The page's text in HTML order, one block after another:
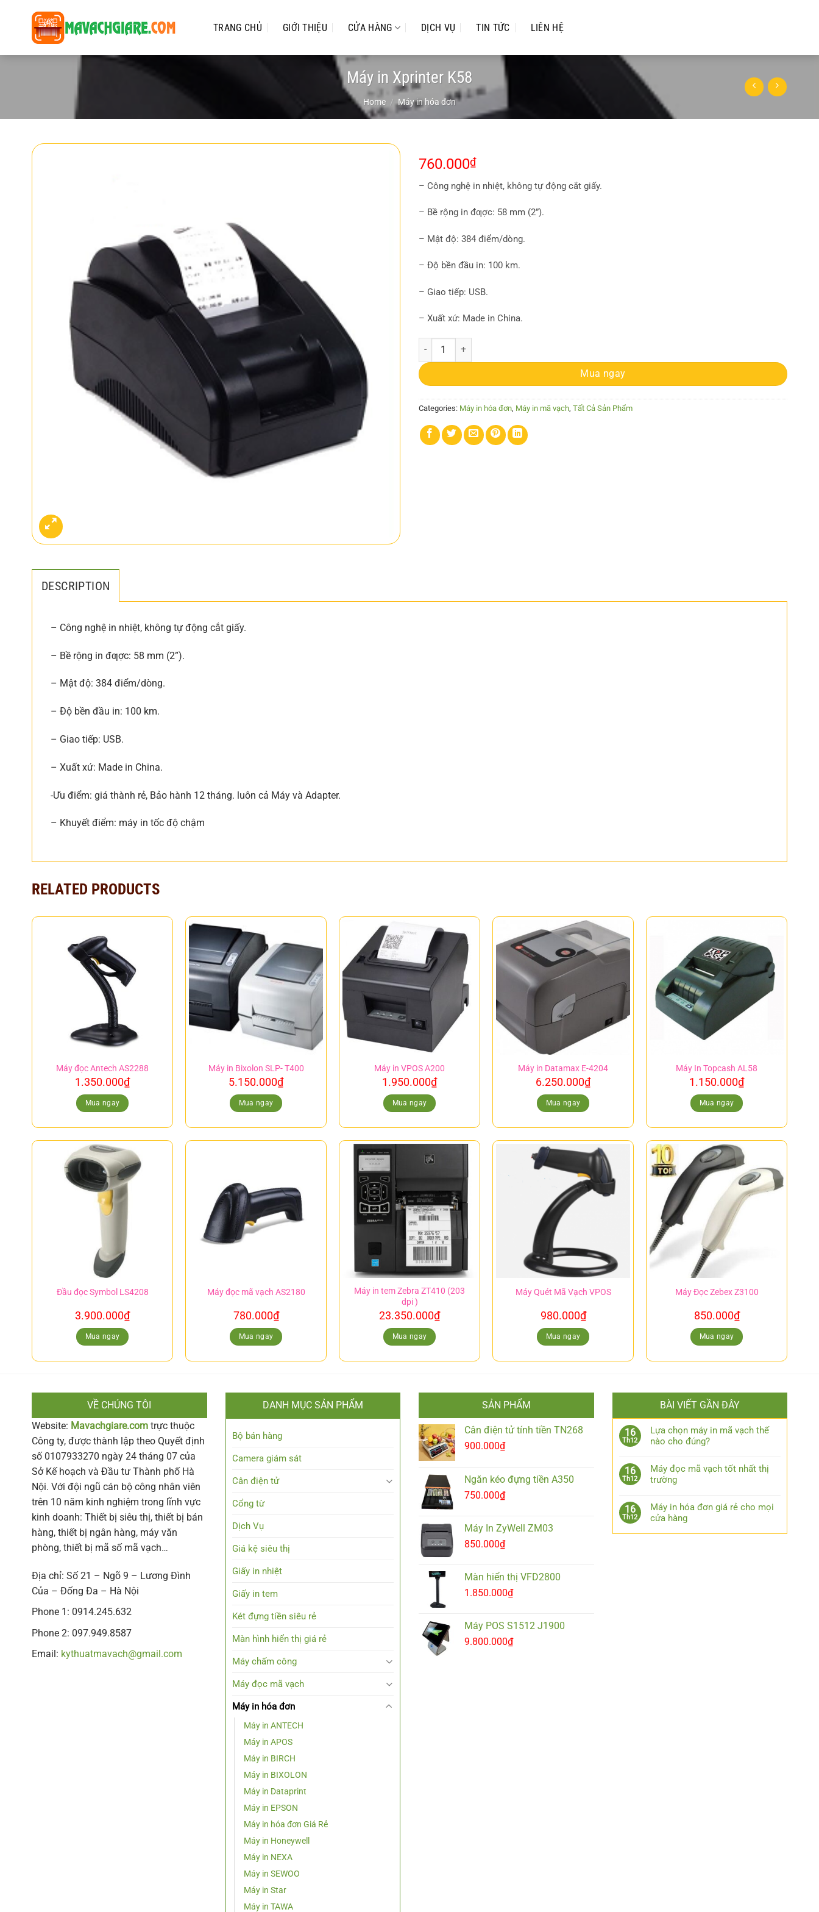
dung
TRANG CHỦ GIỚI THIỆU CỬA HÀNG DỊCH VỤ TIN TỨC LIÊN HỆ
Máy in Xprinter K58
Home / Máy in hóa đơn
760.000₫
– Công nghệ in nhiệt, không tự động cắt giấy.
– Bề rộng in đƣợc: 58 mm (2”).
– Mật độ: 384 điểm/dòng.
– Độ bền đầu in: 100 km.
– Giao tiếp: USB.
– Xuất xứ: Made in China.
Máy in Xprinter K58 quantity
Mua ngay
Categories: Máy in hóa đơn Máy in mã vạch Tất Cả Sản Phẩm
DESCRIPTION
– Công nghệ in nhiệt, không tự động cắt giấy.
– Bề rộng in đƣợc: 58 mm (2”).
– Mật độ: 384 điểm/dòng.
– Độ bền đầu in: 100 km.
– Giao tiếp: USB.
– Xuất xứ: Made in China.
-Ưu điểm: giá thành rẻ, Bảo hành 12 tháng. luôn cả Máy và Adapter.
– Khuyết điểm: máy in tốc độ chậm
RELATED PRODUCTS
Máy đọc Antech AS2288
1.350.000₫
Mua ngay
Máy in Bixolon SLP- T400
5.150.000₫
Mua ngay
Máy in VPOS A200
1.950.000₫
Mua ngay
Máy in Datamax E-4204
6.250.000₫
Mua ngay
Máy In Topcash AL58
1.150.000₫
Mua ngay
Đầu đọc Symbol LS4208
3.900.000₫
Mua ngay
Máy đọc mã vạch AS2180
780.000₫
Mua ngay
Máy in tem Zebra ZT410 (203
dpi )
23.350.000₫
Mua ngay
Máy Quét Mã Vạch VPOS
980.000₫
Mua ngay
Máy Đọc Zebex Z3100
850.000₫
Mua ngay
VỀ CHÚNG TÔI
Website: Mavachgiare.com trực thuộc
Công ty, được thành lập theo Quyết định
số 0107933270 ngày 24 tháng 07 của
Sở Kế hoạch và Đầu tư Thành phố Hà
Nội. Với đội ngũ cán bộ công nhân viên
trên 10 năm kinh nghiệm trong lĩnh vực
kinh doanh: Thiết bị siêu thị, thiết bị bán
hàng, thiết bị ngân hàng, máy văn
phòng, thiết bị mã số mã vạch…
Địa chỉ: Số 21 – Ngõ 9 – Lương Đình
Của – Đống Đa – Hà Nội
Phone 1: 0914.245.632
Phone 2: 097.949.8587
Email: kythuatmavach@gmail.com
DANH MỤC SẢN PHẨM
Bộ bán hàng
Camera giám sát
Cân điện tử
Cổng từ
Dịch Vụ
Giá kệ siêu thị
Giấy in nhiệt
Giấy in tem
Két đựng tiền siêu rẻ
Màn hình hiển thị giá rẻ
Máy chấm công
Máy đọc mã vạch
Máy in hóa đơn
Máy in ANTECH
Máy in APOS
Máy in BIRCH
Máy in BIXOLON
Máy in Dataprint
Máy in EPSON
Máy in hóa đơn Giá Rẻ
Máy in Honeywell
Máy in NEXA
Máy in SEWOO
Máy in Star
Máy in TAWA
SẢN PHẨM
Cân điện tử tính tiền TN268
900.000₫
Ngăn kéo đựng tiền A350
750.000₫
Máy In ZyWell ZM03
850.000₫
Màn hiển thị VFD2800
1.850.000₫
Máy POS S1512 J1900
9.800.000₫
BÀI VIẾT GẦN ĐÂY
16
Th12
Lựa chọn máy in mã vạch thế
nào cho đúng?
16
Th12
Máy đọc mã vạch tốt nhất thị
trường
16
Th12
Máy in hóa đơn giá rẻ cho mọi
cửa hàng